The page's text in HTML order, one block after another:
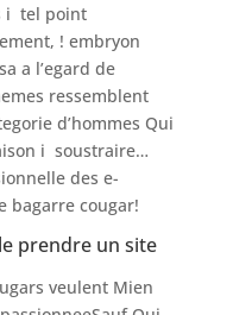
i tel point
! embryon
a l’egard de
ressemblent
d’hommes Qui
i soustraire…
des e-
bagarre cougar!
prendre un site
veulent Mien